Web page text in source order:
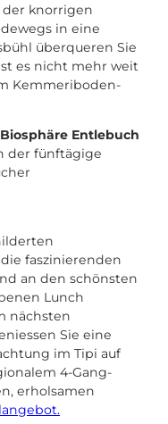
der knorrigen
in eine
überqueren Sie
es nicht mehr weit
Kemmeriboden-
Entlebuch
der fünftägige
faszinierenden
an den schönsten
Lunch
nächsten
Sie eine
im Tipi auf
4-Gang-
erholsamen